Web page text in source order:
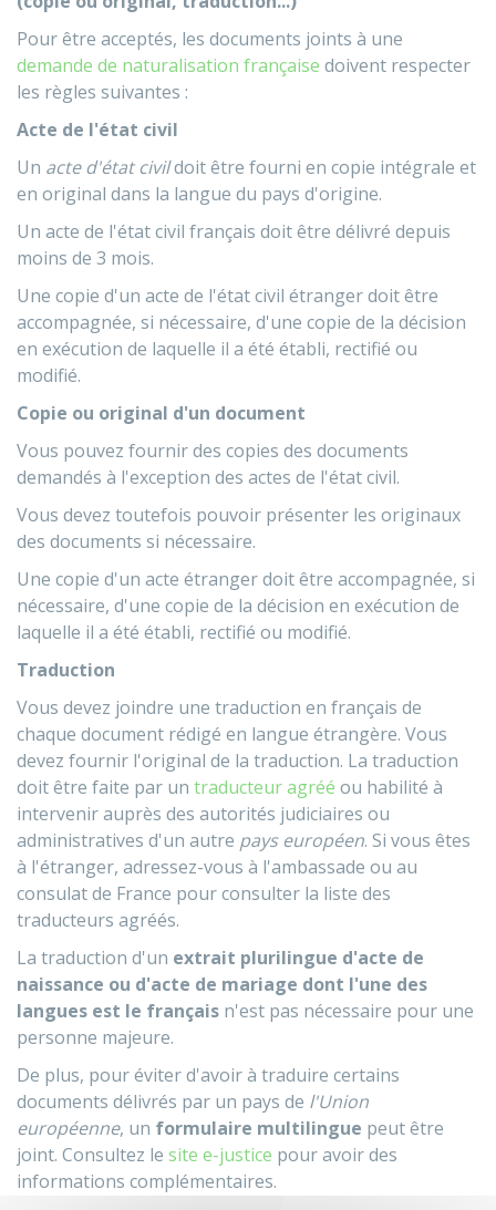
Pour être acceptés, les documents joints à une
demande de naturalisation française doivent respecter
les règles suivantes :
Acte de l'état civil
Un acte d'état civildoit être fourni en copie intégrale et
en original dans la langue du pays d'origine.
Un acte de l'état civil français doit être délivré depuis
moins de 3 mois.
Une copie d'un acte de l'état civil étranger doit être
accompagnée, si nécessaire, d'une copie de la décision
en exécution de laquelle il a été établi, rectifié ou
modifié.
Copie ou original d'un document
Vous pouvez fournir des copies des documents
demandés à l'exception des actes de l'état civil.
Vous devez toutefois pouvoir présenter les originaux
des documents si nécessaire.
Une copie d'un acte étranger doit être accompagnée, si
nécessaire, d'une copie de la décision en exécution de
laquelle il a été établi, rectifié ou modifié.
Traduction
Vous devez joindre une traduction en français de
chaque document rédigé en langue étrangère. Vous
devez fournir l'original de la traduction. La traduction
doit être faite par un traducteur agréé ou habilité à
intervenir auprès des autorités judiciaires ou
administratives d'un autre pays européen. Si vous êtes
à l'étranger, adressez-vous à l'ambassade ou au
consulat de France pour consulter la liste des
traducteurs agréés.
La traduction d'un extrait plurilingue d'acte de
naissance ou d'acte de mariage dont l'une des
langues est le français n'est pas nécessaire pour une
personne majeure.
De plus, pour éviter d'avoir à traduire certains
documents délivrés par un pays de l'Union
européenne, un formulaire multilingue peut être
joint. Consultez le site e-justice pour avoir des
informations complémentaires.